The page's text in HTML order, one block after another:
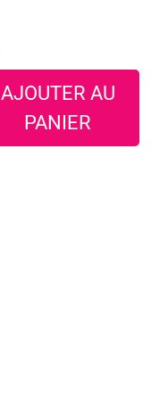
AJOUTER AU
PANIER